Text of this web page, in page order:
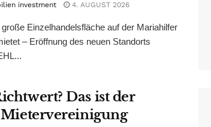
investment 4. AUGUST 2026
Einzelhandelsfläche auf der Mariahilfer
– Eröffnung des neuen Standorts
Das ist der